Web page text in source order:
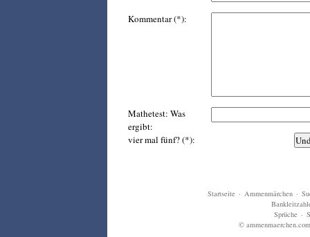
Kommentar (*):
Mathetest: Was
ergibt:
vier mal fünf? (*):
Startseite · Ammenmärchen ·
Sprüche ·
©